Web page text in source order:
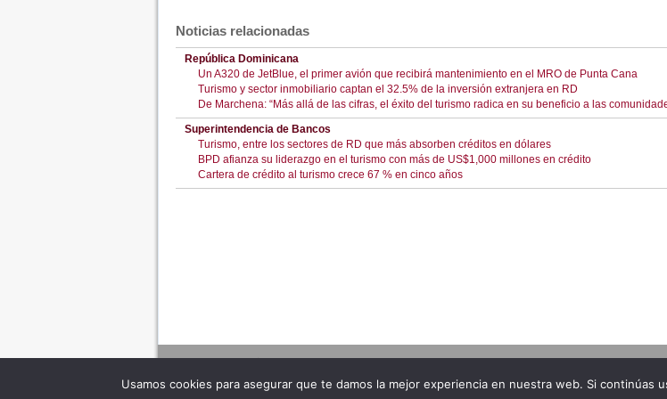
Noticias relacionadas
República Dominicana
Un A320 de JetBlue, el primer avión que recibirá mantenimiento en el MRO de Punta Cana
Turismo y sector inmobiliario captan el 32.5% de la inversión extranjera en RD
De Marchena: “Más allá de las cifras, el éxito del turismo radica en su beneficio a las
Superintendencia de Bancos
Turismo, entre los sectores de RD que más absorben créditos en dólares
BPD afianza su liderazgo en el turismo con más de US$1,000 millones en crédito
Cartera de crédito al turismo crece 67 % en cinco años
Usamos cookies para asegurar que te damos la mejor experiencia en nuestra web. Si continúas